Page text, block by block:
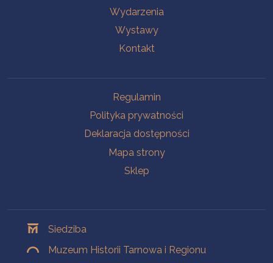
Wydarzenia
Wystawy
Kontakt
Regulamin
Polityka prywatności
Deklaracja dostępności
Mapa strony
Sklep
Siedziba
Muzeum Historii Tarnowa i Regionu